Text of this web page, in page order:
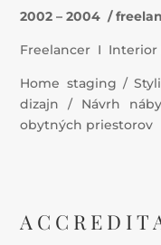
2002 – 2004 /
Freelancer I Interior
Home staging /
dizajn / Návrh
obytných priestorov